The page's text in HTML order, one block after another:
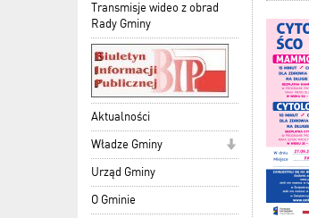
Transmisje wideo z obrad
Rady Gminy
Aktualności
Władze Gminy
Urząd Gminy
O Gminie